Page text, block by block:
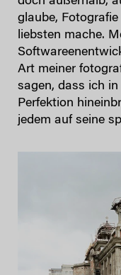
glaube,
liebsten mache.
Art meiner
sagen, dass ich
Perfektion
jedem auf seine